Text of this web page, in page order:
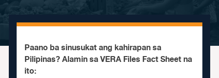
Paano ba sinusukat ang kahirapan sa
Pilipinas? Alamin sa VERA Files Fact Sheet na
ito: